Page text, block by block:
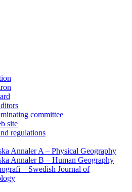
committee
site
regulations
Annaler A – Physical Geography
Annaler B – Human Geography
– Swedish Journal of